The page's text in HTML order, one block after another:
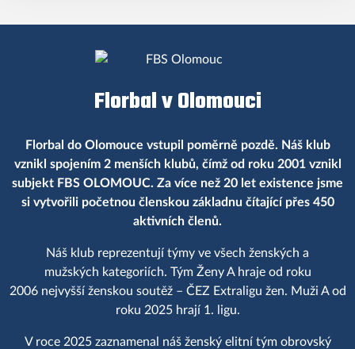
Florbal v Olomouci
Florbal do Olomouce vstupil poměrně pozdě. Náš klub
vznikl spojením 2 menších klubů, čímž od roku 2001 vznikl
subjekt FBS OLOMOUC. Za více než 20 let existence jsme
si vytvořili početnou členskou základnu čítající přes 450
aktivních členů.
Náš klub reprezentují týmy ve všech ženských a
mužských kategoriích. Tým Ženy A hraje od roku
2006 nejvyšší ženskou soutěž – ČEZ Extraligu žen. Muži A od
roku 2025 hrají 1. ligu.
V roce 2025 zaznamenal náš ženský elitní tým obrovský